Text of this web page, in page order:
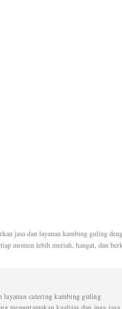
jasa dan layanan kambing guling
momen lebih meriah, hangat, dan
layanan catering kambing guling
mengutamakan kualitas dan juga rasa.